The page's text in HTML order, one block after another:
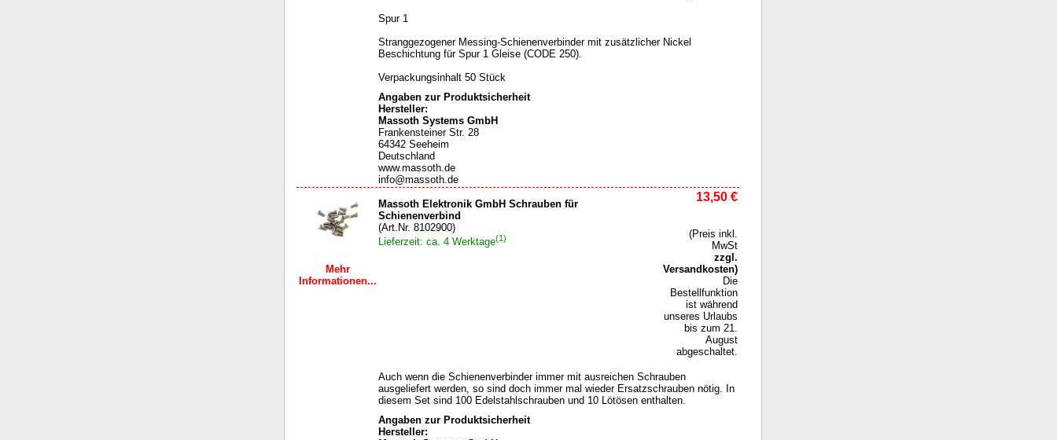
Spur 1
Stranggezogener Messing-Schienenverbinder mit zusätzlicher Nickel
Beschichtung für Spur 1 Gleise (CODE 250).
Verpackungsinhalt 50 Stück
Angaben zur Produktsicherheit
Hersteller:
Massoth Systems GmbH
Frankensteiner Str. 28
64342 Seeheim
Deutschland
www.massoth.de
info@massoth.de
Mehr
Informationen...
Massoth Elektronik GmbH Schrauben für
Schienenverbind
(Art.Nr. 8102900)
Lieferzeit: ca. 4 Werktage(1)
13,50 €
(Preis inkl.
MwSt
zzgl.
Versandkosten)
Die
Bestellfunktion
ist während
unseres Urlaubs
bis zum 21.
August
abgeschaltet.
Auch wenn die Schienenverbinder immer mit ausreichen Schrauben
ausgeliefert werden, so sind doch immer mal wieder Ersatzschrauben nötig. In
diesem Set sind 100 Edelstahlschrauben und 10 Lötösen enthalten.
Angaben zur Produktsicherheit
Hersteller: